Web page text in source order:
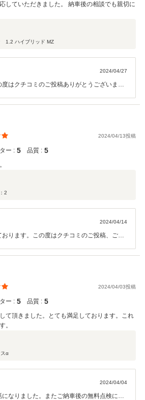
していただきました。 納車後の相談でも親切に
1.2 ハイブリッド MZ
2024/04/27
はクチコミのご投稿ありがとうございま
みもいただきましてありがとうございま
ひご利用ください。またお車の定期的なメ
さい。引き続きよろしくお願いいたします。
。
2024/04/13投稿
ー : 5 品質 : 5
：2
2024/04/14
ります。この度はクチコミのご投稿、ご納
談がありましたが今後定期的なオイルメン
いただきますので、また是非ご来店くださ
点等ございましたらお気軽にご相談くださ
す。今後ともよろしくお願い致します。
2024/04/03投稿
ー : 5 品質 : 5
て頂きました。とても満足しております。これ
。
スα
2024/04/04
なりました。またご納車後の無料点検にも